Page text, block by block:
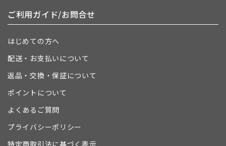
ご利用ガイド/お問合せ
はじめての方へ
配送・お支払いについて
返品・交換・保証について
ポイントについて
よくあるご質問
プライバシーポリシー
特定商取引法に基づく表示